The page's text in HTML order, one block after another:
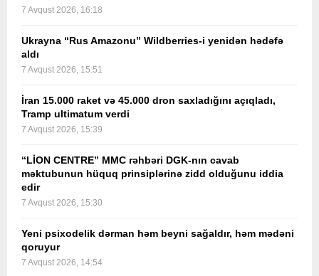
7 Avqust 2026, 16:18
Ukrayna “Rus Amazonu” Wildberries-i yenidən hədəfə
aldı
7 Avqust 2026, 15:51
İran 15.000 raket və 45.000 dron saxladığını açıqladı,
Tramp ultimatum verdi
7 Avqust 2026, 15:39
“LİON CENTRE” MMC rəhbəri DGK-nın cavab
məktubunun hüquq prinsiplərinə zidd olduğunu iddia
edir
7 Avqust 2026, 15:30
Yeni psixodelik dərman həm beyni sağaldır, həm mədəni
qoruyur
7 Avqust 2026, 14:54